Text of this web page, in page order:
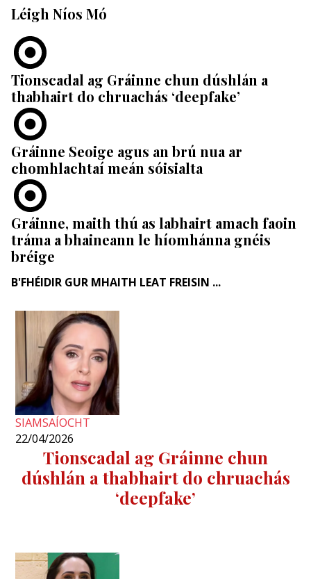
Léigh Níos Mó
Tionscadal ag Gráinne chun dúshlán a
thabhairt do chruachás ‘deepfake’
Gráinne Seoige agus an brú nua ar
chomhlachtaí meán sóisialta
Gráinne, maith thú as labhairt amach faoin
tráma a bhaineann le híomhánna gnéis
bréige
B'FHÉIDIR GUR MHAITH LEAT FREISIN ...
SIAMSAÍOCHT
22/04/2026
Tionscadal ag Gráinne chun
dúshlán a thabhairt do chruachás
‘deepfake’